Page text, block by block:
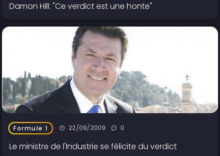
Damon Hill: "Ce verdict est une honte"
Formule 1 22/09/2009 0
Le ministre de l'Industrie se félicite du verdict